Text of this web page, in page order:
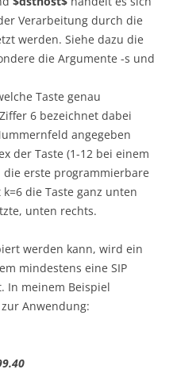
Verarbeitung durch die
werden. Siehe dazu die
die Argumente -s und
Taste genau
6 bezeichnet dabei
angegeben
der Taste (1-12 bei einem
die erste programmierbare
die Taste ganz unten
unten rechts.
werden kann, wird ein
mindestens eine SIP
In meinem Beispiel
Anwendung: